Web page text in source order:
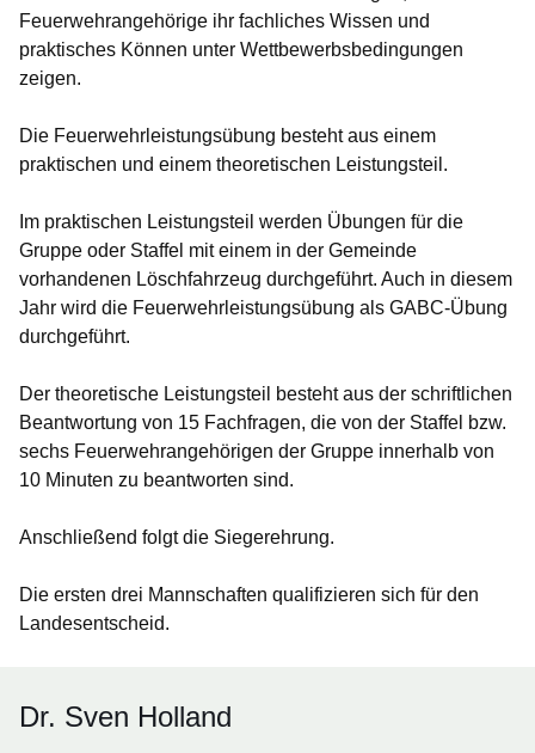
Feuerwehrangehörige ihr fachliches Wissen und
praktisches Können unter Wettbewerbsbedingungen
zeigen.
Die Feuerwehrleistungsübung besteht aus einem
praktischen und einem theoretischen Leistungsteil.
Im praktischen Leistungsteil werden Übungen für die
Gruppe oder Staffel mit einem in der Gemeinde
vorhandenen Löschfahrzeug durchgeführt. Auch in diesem
Jahr wird die Feuerwehrleistungsübung als GABC-Übung
durchgeführt.
Der theoretische Leistungsteil besteht aus der schriftlichen
Beantwortung von 15 Fachfragen, die von der Staffel bzw.
sechs Feuerwehrangehörigen der Gruppe innerhalb von
10 Minuten zu beantworten sind.
Anschließend folgt die Siegerehrung.
Die ersten drei Mannschaften qualifizieren sich für den
Landesentscheid.
Dr. Sven Holland